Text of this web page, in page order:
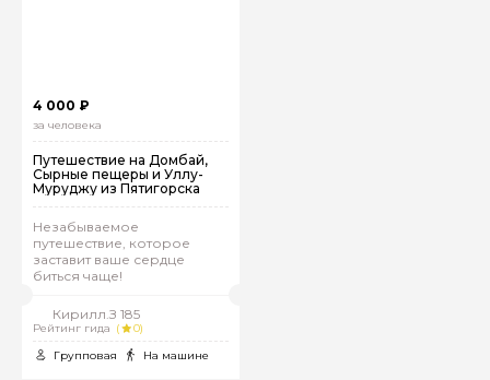
4 000 ₽
за человека
Путешествие на Домбай,
Сырные пещеры и Уллу-
Муруджу из Пятигорска
Незабываемое
путешествие, которое
заставит ваше сердце
биться чаще!
Кирилл.З 185
Рейтинг гида (
0)
Групповая
На машине